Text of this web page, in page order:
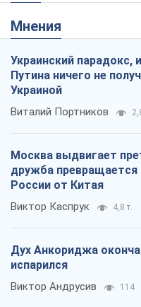
Мнения
Украинский парадокс,
Путина ничего не
Украиной
Виталий Портников
Москва выдвигает
дружба превращается
России от Китая
Виктор Каспрук 4,8 т.
Дух Анкориджа
испарился
Виктор Андрусив 114